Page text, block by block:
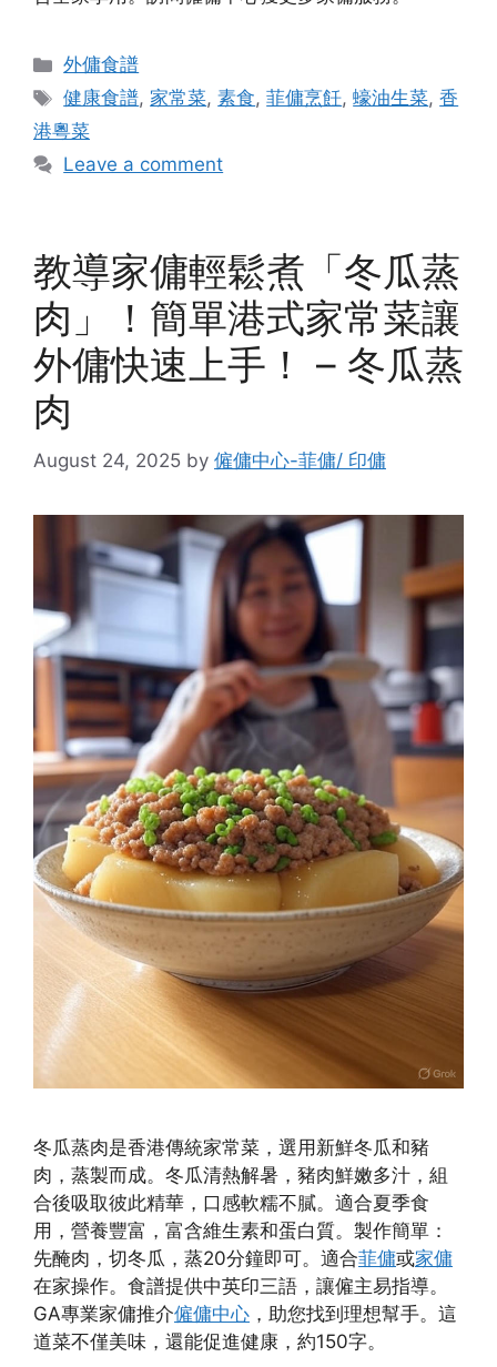
Categories
外傭食譜
Tags
健康食譜, 家常菜,素食,菲傭烹飪,蠔油生菜,香
港粵菜
Leave a comment
教導家傭輕鬆煮「冬瓜蒸
肉」！簡單港式家常菜讓
外傭快速上手！ – 冬瓜蒸
肉
August 24, 2025 by 僱傭中心-菲傭/ 印傭
冬瓜蒸肉是香港傳統家常菜，選用新鮮冬瓜和豬
肉，蒸製而成。冬瓜清熱解暑，豬肉鮮嫩多汁，組
合後吸取彼此精華，口感軟糯不膩。適合夏季食
用，營養豐富，富含維生素和蛋白質。製作簡單：
先醃肉，切冬瓜，蒸20分鐘即可。適合菲傭或家傭
在家操作。食譜提供中英印三語，讓僱主易指導。
GA專業家傭推介僱傭中心 ，助您找到理想幫手。這
道菜不僅美味，還能促進健康，約150字。